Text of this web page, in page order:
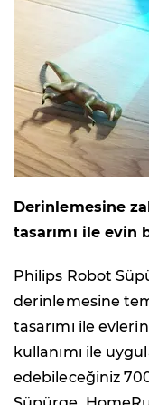
Derinlemesine
tasarımı ile evin
Philips Robot
derinlemesine
tasarımı ile
kullanımı ile
edebileceğiniz